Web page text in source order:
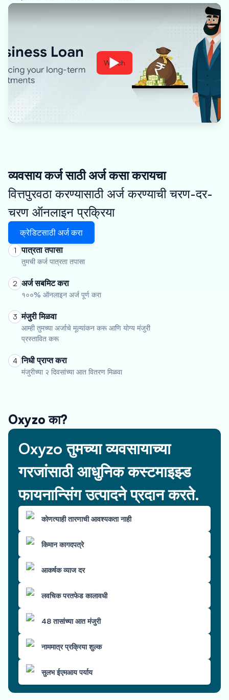
Watch
व्यवसाय कर्ज साठी अर्ज कसा करायचा
वित्तपुरवठा करण्यासाठी अर्ज करण्याची चरण-दर-
चरण ऑनलाइन प्रक्रिया
क्रेडिटसाठी अर्ज करा
1 पात्रता तपासा
तुमची कर्ज पात्रता तपासा
2 अर्ज सबमिट करा
१००% ऑनलाइन अर्ज पूर्ण करा
3 मंजुरी मिळवा
आम्ही तुमच्या अर्जाचे मूल्यांकन करू आणि योग्य मंजुरी
प्रस्तावित करू
4 निधी प्राप्त करा
मंजुरीच्या २ दिवसांच्या आत वितरण मिळवा
Oxyzo का?
Oxyzo तुमच्या व्यवसायाच्या
गरजांसाठी आधुनिक कस्टमाइझ्ड
फायनान्सिंग उत्पादने प्रदान करते.
कोणत्याही तारणाची आवश्यकता नाही
किमान कागदपत्रे
आकर्षक व्याज दर
लवचिक परतफेड कालावधी
48 तासांच्या आत मंजुरी
नाममात्र प्रक्रिया शुल्क
सुलभ ईएमआय पर्याय